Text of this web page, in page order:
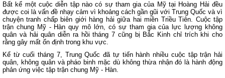
Bất kể một cuộc diễn tập nào có sự tham gia của Mỹ tại Hoàng Hải đều
được coi là vấn đề nhạy cảm vì khoảng cách gần gũi với Trung Quốc và vì
chuyện tranh chấp biên giới hàng hải giữa hai miền Triều Tiên. Cuộc tập
trận chung Mỹ - Hàn quy mô lớn, có sự tham gia của lực lượng không
quân và hải quân diễn ra hồi tháng 7 cũng bị Bắc Kinh chỉ trích khi cho
rằng gây mất ổn định trong khu vực.
Kể từ cuối tháng 7, Trung Quốc đã tự tiến hành nhiều cuộc tập trận hải
quân, không quân và pháo binh mặc dù không thừa nhận đó là hành động
phản ứng việc tập trận chung Mỹ - Hàn.